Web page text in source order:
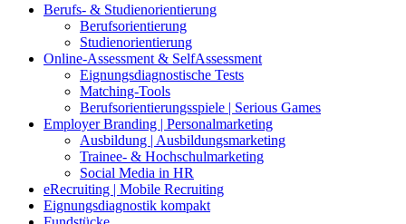
Zum
Berufs- & Studienorientierung
Berufsorientierung
Studienorientierung
Online-Assessment & SelfAssessment
Eignungsdiagnostische Tests
Matching-Tools
Berufsorientierungsspiele | Serious Games
Employer Branding | Personalmarketing
Ausbildung | Ausbildungsmarketing
Trainee- & Hochschulmarketing
Social Media in HR
eRecruiting | Mobile Recruiting
Eignungsdiagnostik kompakt